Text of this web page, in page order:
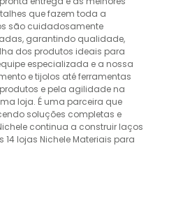
que fazem toda a
são cuidadosamente
garantindo qualidade,
dos produtos ideais para
especializada e a nossa
e tijolos até ferramentas
e pela agilidade na
loja. É uma parceira que
soluções completas e
continua a construir laços
lojas Nichele Materiais para